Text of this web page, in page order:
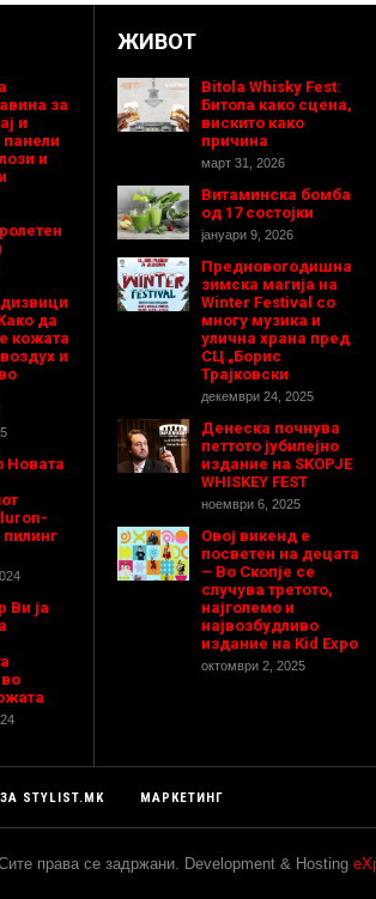
за
и
панели
и
да
кожата
и
Новата
Ви ја
ЖИВОТ
Bitola Whisky Fest:
Битола како сцена,
вискито како
причина
март 31, 2026
Витаминска бомба
од 17 состојки
јануари 9, 2026
Предновогодишнa
зимска магија на
Winter Festival со
многу музика и
улична храна пред
СЦ „Борис
Трајковски
декември 24, 2025
Денеска почнува
петтото јубилејно
издание на SKOPJE
WHISKEY FEST
ноември 6, 2025
Овој викенд е
посветен на децата
– Во Скопје се
случува третото,
најголемо и
највозбудливо
издание на Kid Expo
октомври 2, 2025
ЗА STYLIST.MK МАРКЕТИНГ
права се задржани. Development & Hosting